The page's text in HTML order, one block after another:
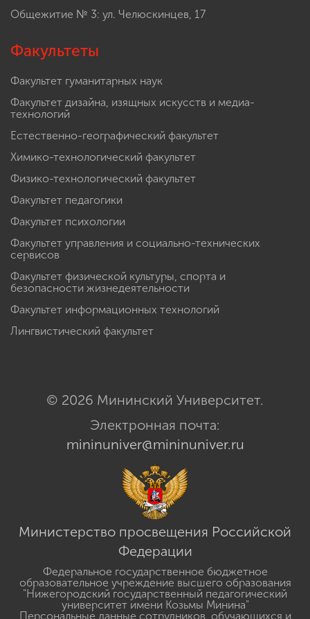
Общежитие № 3: ул. Челюскинцев, 17
Факультеты
Факультет гуманитарных наук
Факультет дизайна, изящных искусств и медиа-
технологий
Естественно-географический факультет
Химико-технологический факультет
Физико-технологический факультет
Факультет педагогики
Факультет психологии
Факультет управления и социально-технических
сервисов
Факультет физической культуры, спорта и
безопасности жизнедеятельности
Факультет информационных технологий
Лингвистический факультет
© 2026 Мининский Университет.
Электронная почта:
mininuniver@mininuniver.ru
Министерство просвещения Российской
Федерации
Федеральное государственное бюджетное
образовательное учреждение высшего образования
"Нижегородский государственный педагогический
университет имени Козьмы Минина"
Персональные данные сотрудников, обучающихся и